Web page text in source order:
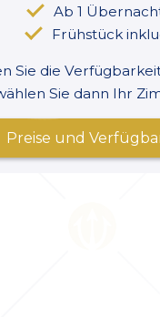
Ab 1
Frühstück
Sie die
Sie dann Ihr
Preise und